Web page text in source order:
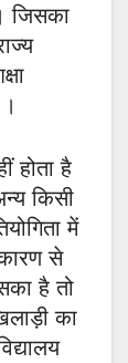
जिसका
होता है
किसी
में
से
है तो
का